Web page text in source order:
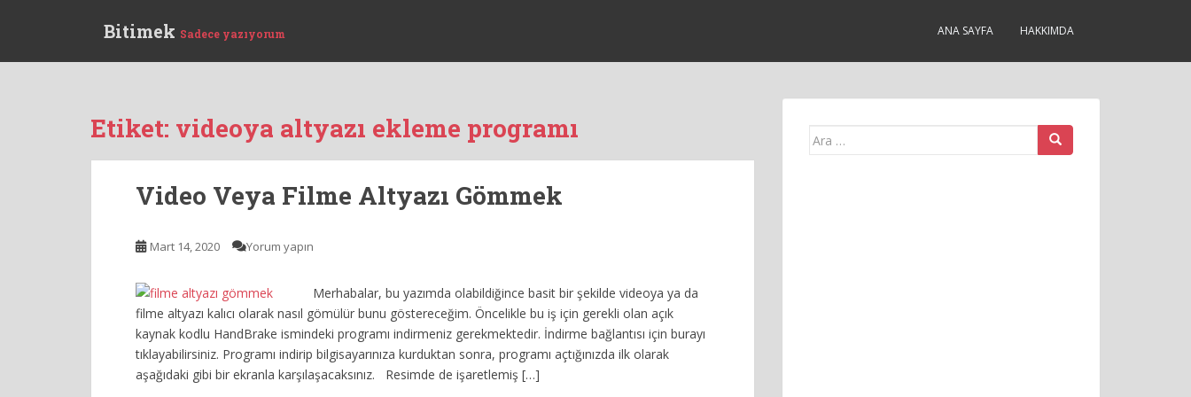
Bitimek Sadece yazıyorum ANA SAYFA HAKKIMDA
Etiket: videoya altyazı ekleme programı
Video Veya Filme Altyazı Gömmek
Mart 14, 2020 Yorum yapın
Merhabalar, bu yazımda olabildiğince basit bir şekilde videoya ya da
filme altyazı kalıcı olarak nasıl gömülür bunu göstereceğim. Öncelikle bu iş için gerekli olan açık
kaynak kodlu HandBrake ismindeki programı indirmeniz gerekmektedir. İndirme bağlantısı için burayı
tıklayabilirsiniz. Programı indirip bilgisayarınıza kurduktan sonra, programı açtığınızda ilk olarak
aşağıdaki gibi bir ekranla karşılaşacaksınız. Resimde de işaretlemiş […]
Arama